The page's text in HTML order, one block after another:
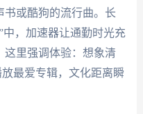
书或酷狗的流行曲。长
中，加速器让通勤时光充
这里强调体验：想象清
最爱专辑，文化距离瞬